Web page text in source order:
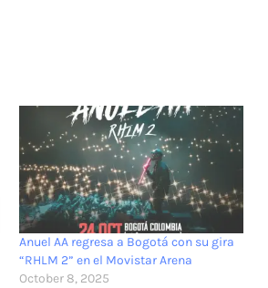
Anuel AA regresa a Bogotá con su gira
“RHLM 2” en el Movistar Arena
October 8, 2025